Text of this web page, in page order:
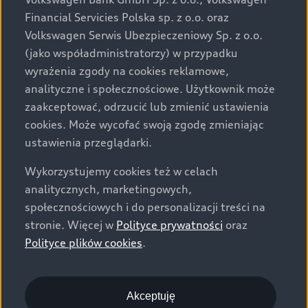
za dopłatą. Wiążące ustalenie ceny, wyposażenia i
specyfikacji pojazdu następują w umowie sprzedaży, a
określenie parametrów technicznych zawiera
świadectwo homologacji typu pojazdu. Zastrzegamy
sobie prawo do zmian i pomyłek. Wszelkie informacje
prezentowane na stronie są aktualne na dzień ich
zamieszczania. W celu uzyskania najnowszych
informacji prosimy kontaktować się z Partnerem Marki
Audi.
Wszystkie produkowane obecnie samochody marki Audi
są wykonywane z materiałów spełniających pod
względem możliwości odzysku i recyklingu wymagania
określone w normie ISO 22628 i są zgodne z
europejskimi świadectwami homologacji wydanymi wg
o.o. podlega obowiązkowi zapewnienia wszystkim
użytkownikom samochodów marki Volkswagen sieci
Financial Servicies Polska sp. z o.o. oraz
Volkswagen Serwis Ubezpieczeniowy Sp. z o.o.
(jako współadministratorzy) w przypadku
wyrażenia zgody na cookies reklamowe,
analityczne i społecznościowe. Użytkownik może
zaakceptować, odrzucić lub zmienić ustawienia
cookies. Może wycofać swoją zgodę zmieniając
ustawienia przeglądarki.
Wykorzystujemy cookies też w celach
analitycznych, marketingowych,
społecznościowych i do personalizacji treści na
stronie. Więcej w Polityce prywatności oraz
Polityce plików cookies.
Akceptuję